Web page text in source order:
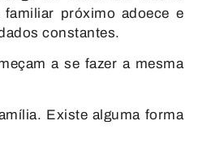
próximo adoece e
constantes.
a se fazer a mesma
Existe alguma forma